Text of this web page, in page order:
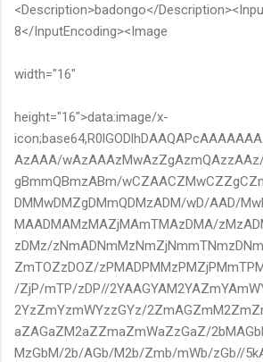
<Description>badongo</
8</InputEncoding><Image
width="16"
height="16">data:image/x-
AzAAA/
gBmmQBmzABm/
DMMwDMZgDMmQDMzADM/wD/AAD/
MAADMAMzMAZjMAmTMAzDMA/
zDMz/
ZmTOZzDOZ/
/ZjP/mTP/zDP//
2YzZmYzmWYzzGYz/
aZAGaZM2aZZmaZmWaZzGaZ/
MzGbM/2b/AGb/M2b/Zmb/mWb/zGb//